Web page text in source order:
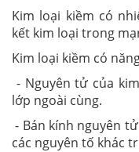
Kim loại kiềm có
kết kim loại trong
Kim loại kiềm có
- Nguyên tử của
lớp ngoài cùng.
- Bán kính nguyên
các nguyên tố khác